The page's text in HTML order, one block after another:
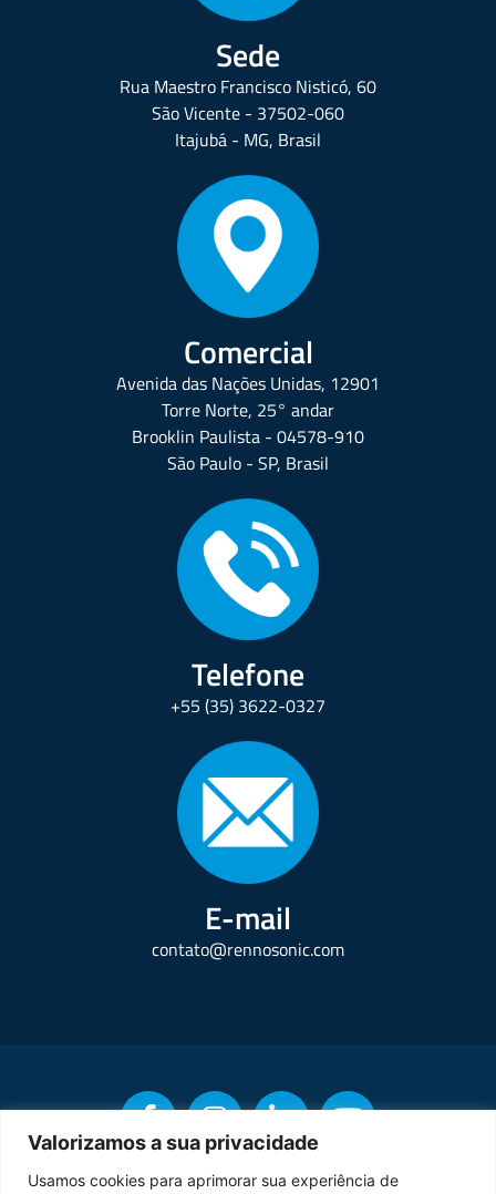
Valorizamos a sua privacidade
Usamos cookies para aprimorar sua experiência de
Sede
Rua Maestro Francisco Nisticó, 60
São Vicente - 37502-060
Itajubá - MG, Brasil
Comercial
Avenida das Nações Unidas, 12901
Torre Norte, 25° andar
Brooklin Paulista - 04578-910
São Paulo - SP, Brasil
Telefone
+55 (35) 3622-0327
E-mail
contato@rennosonic.com